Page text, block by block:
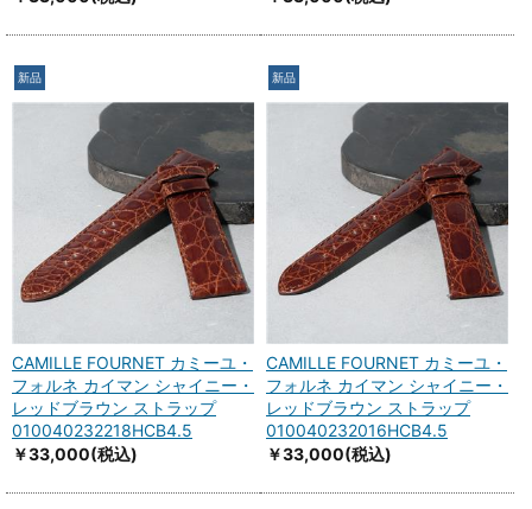
新品
CAMILLE FOURNET カミーユ・
フォルネ カイマン シャイニー・
レッドブラウン ストラップ
010040232218HCB4.5
￥33,000(税込)
新品
CAMILLE FOURNET カミーユ・
フォルネ カイマン シャイニー・
レッドブラウン ストラップ
010040232016HCB4.5
￥33,000(税込)